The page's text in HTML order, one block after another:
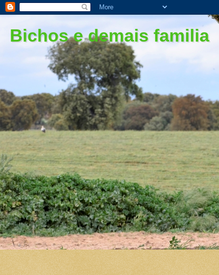
Bichos e demais familia